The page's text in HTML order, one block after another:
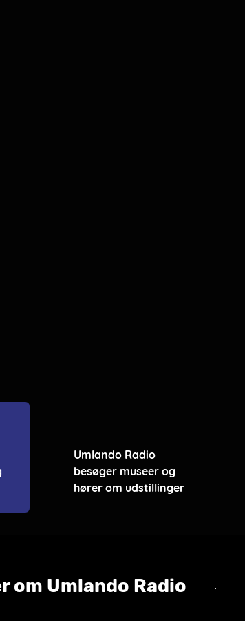
Umlando Radio
besøger museer og
hører om udstillinger
om Umlando Radio .